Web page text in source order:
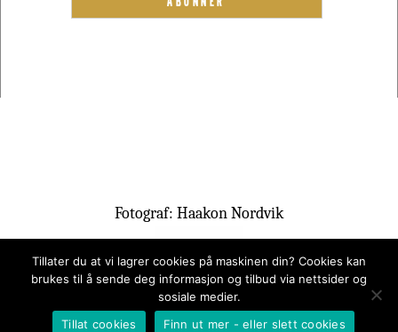
Fotograf: Haakon Nordvik
Tillater du at vi lagrer cookies på maskinen din? Cookies kan
brukes til å sende deg informasjon og tilbud via nettsider og
sosiale medier.
Tillat cookies
Finn ut mer - eller slett cookies